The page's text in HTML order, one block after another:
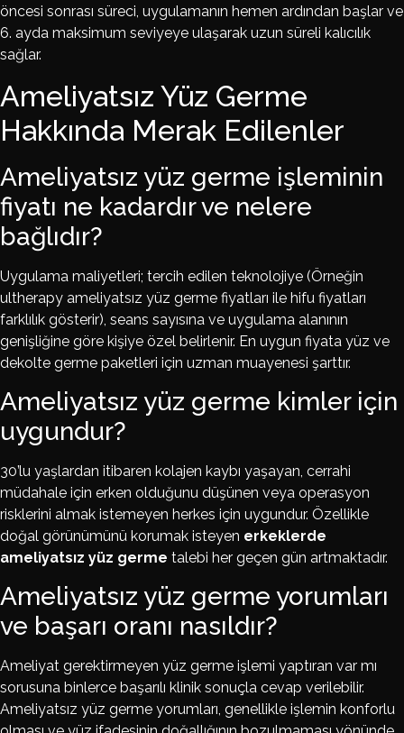
öncesi sonrası süreci, uygulamanın hemen ardından başlar ve
6. ayda maksimum seviyeye ulaşarak uzun süreli kalıcılık
sağlar.
Ameliyatsız Yüz Germe
Hakkında Merak Edilenler
Ameliyatsız yüz germe işleminin
fiyatı ne kadardır ve nelere
bağlıdır?
Uygulama maliyetleri; tercih edilen teknolojiye (Örneğin
ultherapy ameliyatsız yüz germe fiyatları ile hifu fiyatları
farklılık gösterir), seans sayısına ve uygulama alanının
genişliğine göre kişiye özel belirlenir. En uygun fiyata yüz ve
dekolte germe paketleri için uzman muayenesi şarttır.
Ameliyatsız yüz germe kimler için
uygundur?
30’lu yaşlardan itibaren kolajen kaybı yaşayan, cerrahi
müdahale için erken olduğunu düşünen veya operasyon
risklerini almak istemeyen herkes için uygundur. Özellikle
doğal görünümünü korumak isteyen erkeklerde
ameliyatsız yüz germe talebi her geçen gün artmaktadır.
Ameliyatsız yüz germe yorumları
ve başarı oranı nasıldır?
Ameliyat gerektirmeyen yüz germe işlemi yaptıran var mı
sorusuna binlerce başarılı klinik sonuçla cevap verilebilir.
Ameliyatsız yüz germe yorumları, genellikle işlemin konforlu